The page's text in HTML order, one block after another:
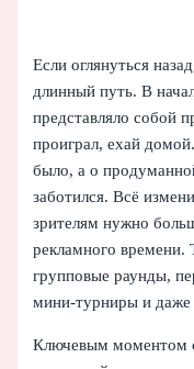
Если оглянуться
длинный путь. В
представляло собой
проиграл, ехай
было, а о
заботился. Всё
зрителям нужно
рекламного времени.
групповые раунды,
мини-турниры и даже
Ключевым моментом